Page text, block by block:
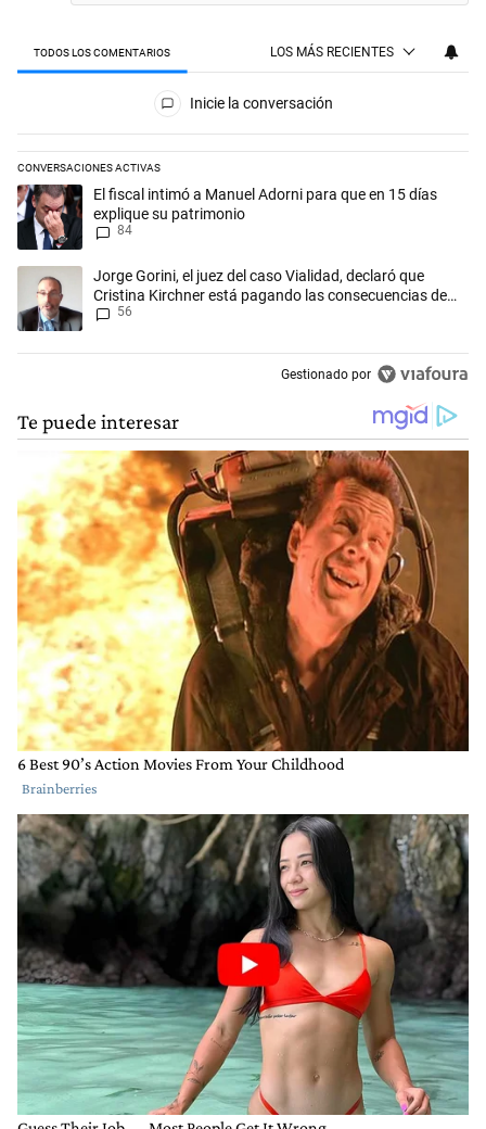
TODOS LOS COMENTARIOS LOS MÁS RECIENTES
Todos los comentarios
Inicie la conversación
CONVERSACIONES ACTIVAS
Este listado muestra los artículos con más comentarios en los
Un artículo de tendencia con el título "El fiscal intimó a Manuel
El fiscal intimó a Manuel Adorni para que en 15 días
explique su patrimonio
84
Un artículo de tendencia con el título "Jorge Gorini, el juez del caso
Jorge Gorini, el juez del caso Vialidad, declaró que
Cristina Kirchner está pagando las consecuencias de
cometer "un delito comprobado"
56
Gestionado por